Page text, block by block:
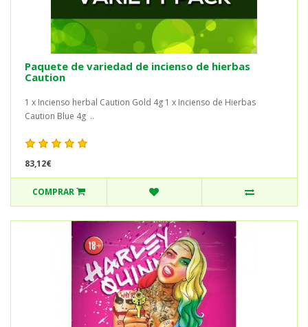
Paquete de variedad de incienso de hierbas
Caution
1 x Incienso herbal Caution Gold 4g 1 x Incienso de Hierbas
Caution Blue 4g ..
83,12€
COMPRAR